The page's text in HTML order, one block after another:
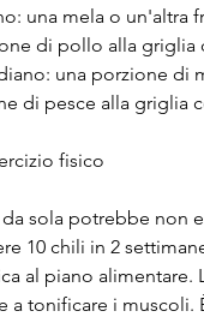
una mela o un'altra
di pollo alla griglia
una porzione di
di pesce alla griglia
fisico
sola potrebbe non
10 chili in 2
al piano alimentare.
a tonificare i